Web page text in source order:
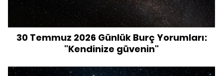
30 Temmuz 2026 Günlük Burç Yorumları:
"Kendinize güvenin"